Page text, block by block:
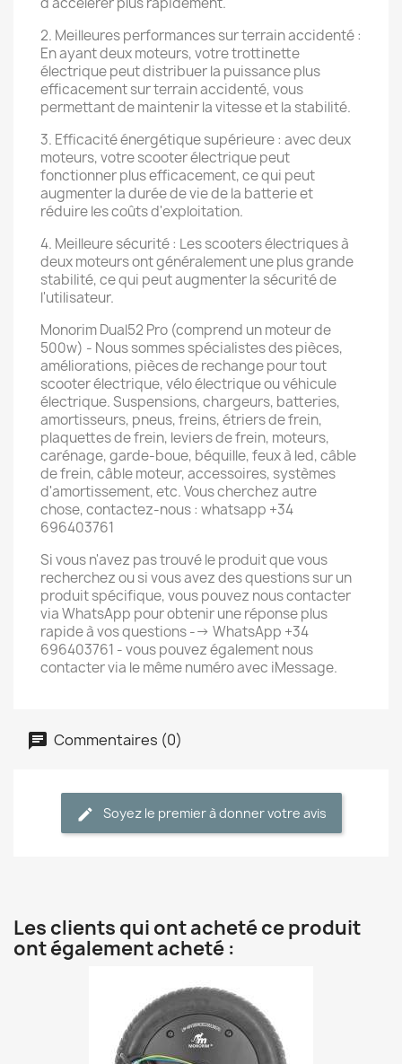
2. Meilleures performances sur terrain accidenté :
En ayant deux moteurs, votre trottinette
électrique peut distribuer la puissance plus
efficacement sur terrain accidenté, vous
permettant de maintenir la vitesse et la stabilité.
3. Efficacité énergétique supérieure : avec deux
moteurs, votre scooter électrique peut
fonctionner plus efficacement, ce qui peut
augmenter la durée de vie de la batterie et
réduire les coûts d'exploitation.
4. Meilleure sécurité : Les scooters électriques à
deux moteurs ont généralement une plus grande
stabilité, ce qui peut augmenter la sécurité de
l'utilisateur.
Monorim Dual52 Pro (comprend un moteur de
500w) - Nous sommes spécialistes des pièces,
améliorations, pièces de rechange pour tout
scooter électrique, vélo électrique ou véhicule
électrique. Suspensions, chargeurs, batteries,
amortisseurs, pneus, freins, étriers de frein,
plaquettes de frein, leviers de frein, moteurs,
carénage, garde-boue, béquille, feux à led, câble
de frein, câble moteur, accessoires, systèmes
d'amortissement, etc. Vous cherchez autre
chose, contactez-nous : whatsapp +34
696403761
Si vous n'avez pas trouvé le produit que vous
recherchez ou si vous avez des questions sur un
produit spécifique, vous pouvez nous contacter
via WhatsApp pour obtenir une réponse plus
rapide à vos questions --> WhatsApp +34
696403761 - vous pouvez également nous
contacter via le même numéro avec iMessage.
Commentaires (0)
Soyez le premier à donner votre avis
Les clients qui ont acheté ce produit
ont également acheté :